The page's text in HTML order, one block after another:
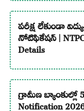
పరీక్ష లేకుండా
నోటిఫికేషన్ |
Details
గ్రామీణ బ్యాంకుల్లో
Notification